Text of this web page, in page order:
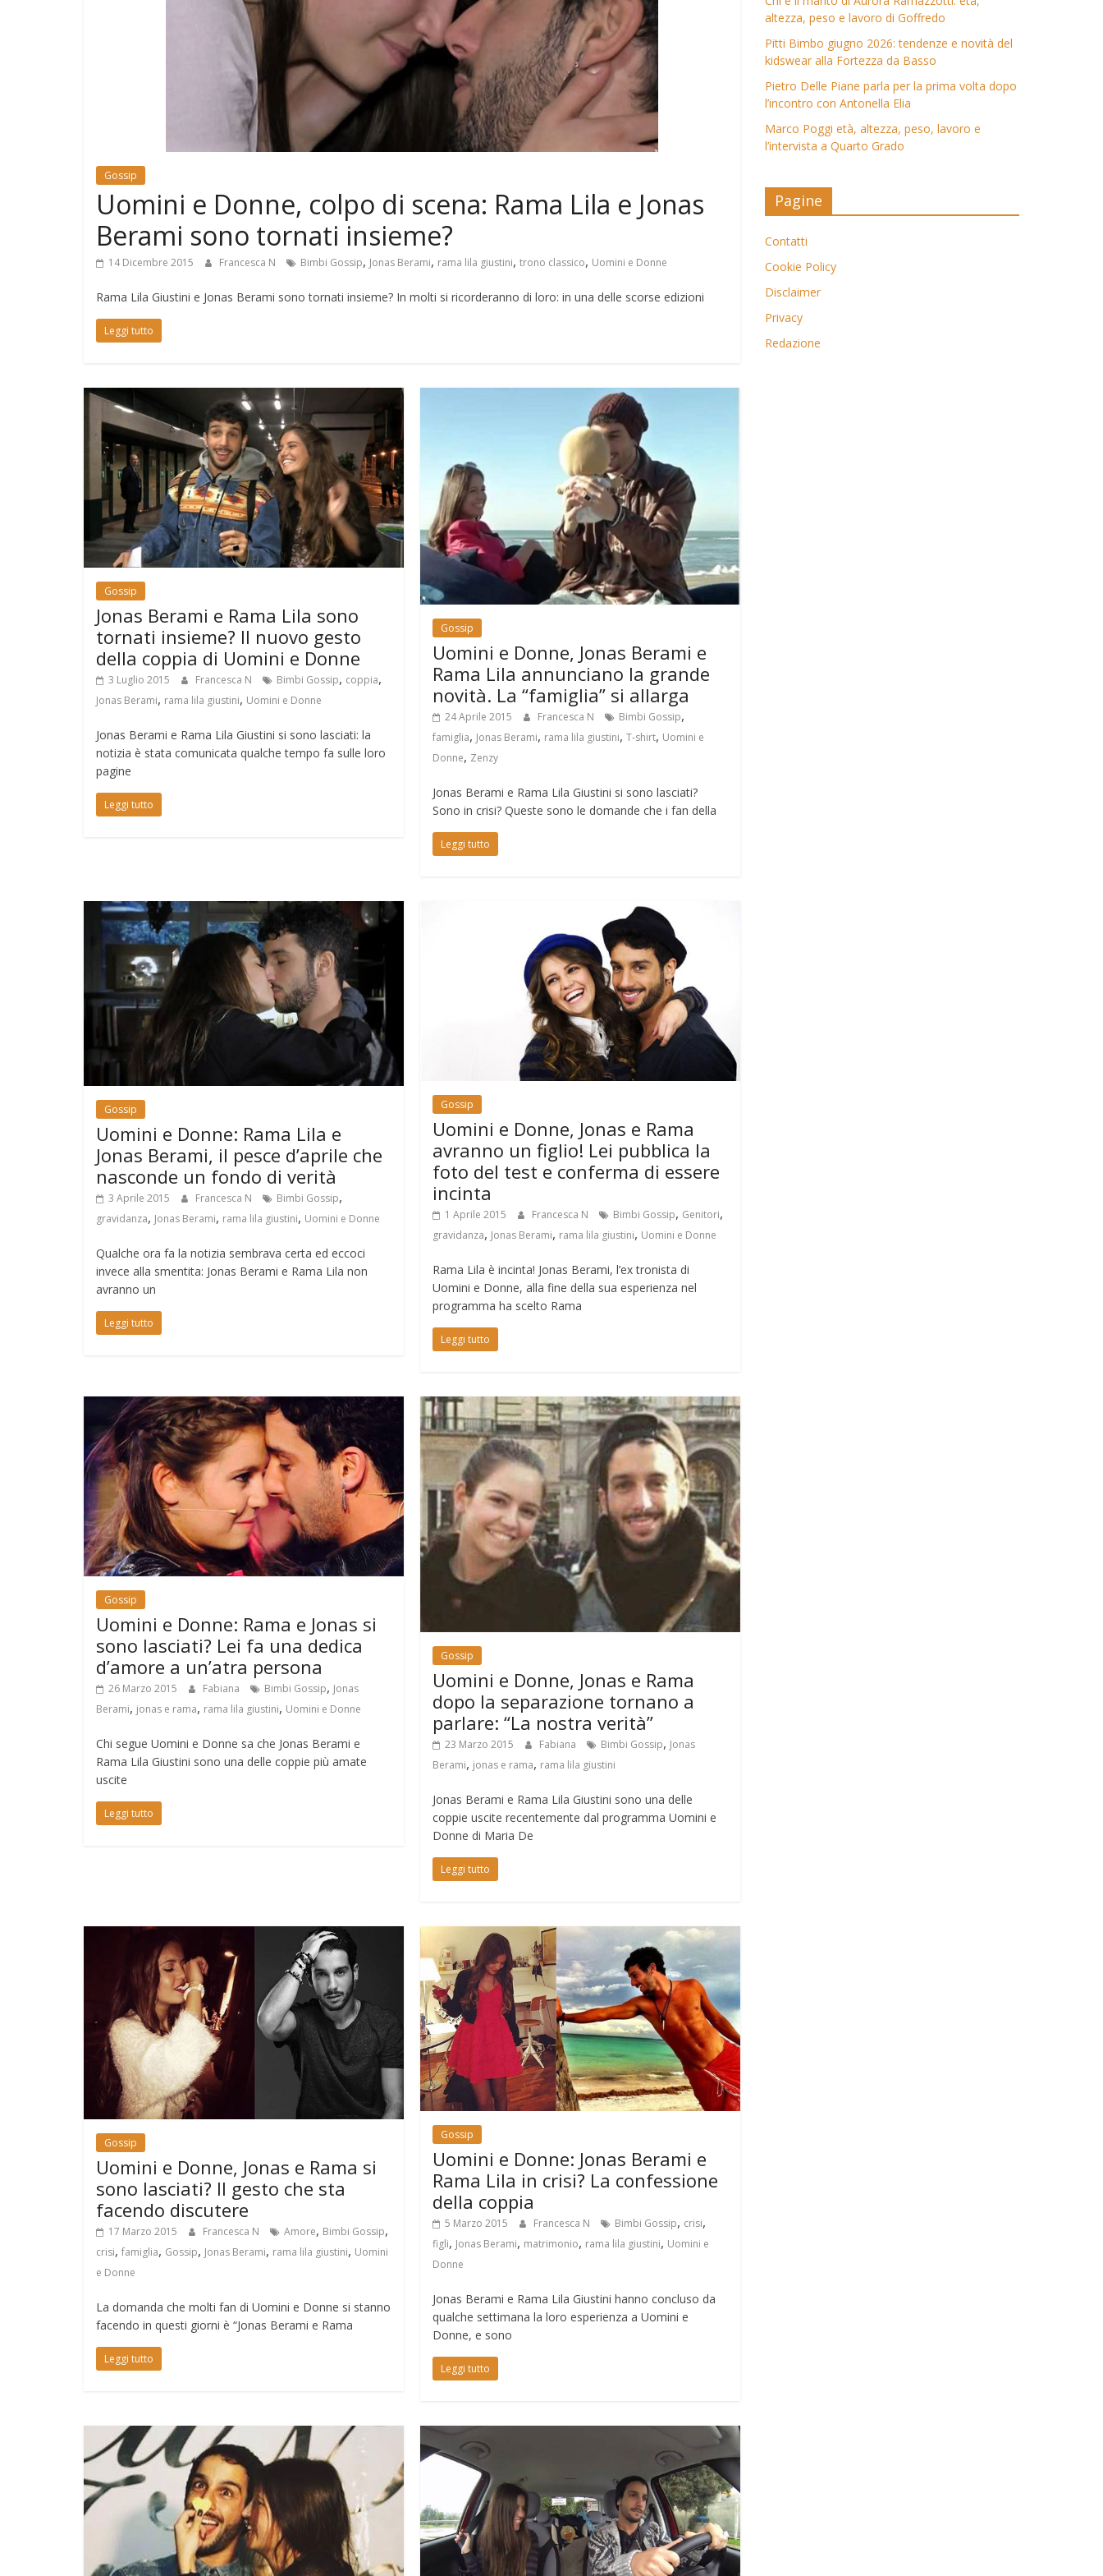
Gossip
Uomini e Donne, colpo di scena: Rama Lila e Jonas
Berami sono tornati insieme?
14 Dicembre 2015 Francesca N Bimbi Gossip, Jonas Berami, rama lila giustini, trono classico, Uomini e Donne
Rama Lila Giustini e Jonas Berami sono tornati insieme? In molti si ricorderanno di loro: in una delle scorse edizioni
Leggi tutto
Gossip
Jonas Berami e Rama Lila sono
tornati insieme? Il nuovo gesto
della coppia di Uomini e Donne
3 Luglio 2015 Francesca N Bimbi Gossip, coppia,
Jonas Berami, rama lila giustini, Uomini e Donne
Jonas Berami e Rama Lila Giustini si sono lasciati: la
notizia è stata comunicata qualche tempo fa sulle loro
pagine
Leggi tutto
Gossip
Uomini e Donne, Jonas Berami e
Rama Lila annunciano la grande
novità. La “famiglia” si allarga
24 Aprile 2015 Francesca N Bimbi Gossip,
famiglia, Jonas Berami, rama lila giustini,T-shirt, Uomini e
Donne, Zenzy
Jonas Berami e Rama Lila Giustini si sono lasciati?
Sono in crisi? Queste sono le domande che i fan della
Leggi tutto
Gossip
Uomini e Donne: Rama Lila e
Jonas Berami, il pesce d’aprile che
nasconde un fondo di verità
3 Aprile 2015 Francesca N Bimbi Gossip,
gravidanza, Jonas Berami, rama lila giustini, Uomini e Donne
Qualche ora fa la notizia sembrava certa ed eccoci
invece alla smentita: Jonas Berami e Rama Lila non
avranno un
Leggi tutto
Gossip
Uomini e Donne, Jonas e Rama
avranno un figlio! Lei pubblica la
foto del test e conferma di essere
incinta
1 Aprile 2015 Francesca N Bimbi Gossip, Genitori,
gravidanza, Jonas Berami, rama lila giustini, Uomini e Donne
Rama Lila è incinta! Jonas Berami, l’ex tronista di
Uomini e Donne, alla fine della sua esperienza nel
programma ha scelto Rama
Leggi tutto
Gossip
Uomini e Donne: Rama e Jonas si
sono lasciati? Lei fa una dedica
d’amore a un’atra persona
26 Marzo 2015 Fabiana Bimbi Gossip, Jonas
Berami, jonas e rama, rama lila giustini, Uomini e Donne
Chi segue Uomini e Donne sa che Jonas Berami e
Rama Lila Giustini sono una delle coppie più amate
uscite
Leggi tutto
Gossip
Uomini e Donne, Jonas e Rama
dopo la separazione tornano a
parlare: “La nostra verità”
23 Marzo 2015 Fabiana Bimbi Gossip, Jonas
Berami, jonas e rama, rama lila giustini
Jonas Berami e Rama Lila Giustini sono una delle
coppie uscite recentemente dal programma Uomini e
Donne di Maria De
Leggi tutto
Gossip
Uomini e Donne, Jonas e Rama si
sono lasciati? Il gesto che sta
facendo discutere
17 Marzo 2015 Francesca N Amore, Bimbi Gossip,
crisi, famiglia, Gossip, Jonas Berami, rama lila giustini, Uomini
e Donne
La domanda che molti fan di Uomini e Donne si stanno
facendo in questi giorni è “Jonas Berami e Rama
Leggi tutto
Gossip
Uomini e Donne: Jonas Berami e
Rama Lila in crisi? La confessione
della coppia
5 Marzo 2015 Francesca N Bimbi Gossip, crisi,
figli, Jonas Berami, matrimonio, rama lila giustini, Uomini e
Donne
Jonas Berami e Rama Lila Giustini hanno concluso da
qualche settimana la loro esperienza a Uomini e
Donne, e sono
Leggi tutto
altezza, peso e lavoro di Goffredo
Pitti Bimbo giugno 2026: tendenze e novità del
kidswear alla Fortezza da Basso
Pietro Delle Piane parla per la prima volta dopo
l’incontro con Antonella Elia
Marco Poggi età, altezza, peso, lavoro e
l’intervista a Quarto Grado
Pagine
Contatti
Cookie Policy
Disclaimer
Privacy
Redazione